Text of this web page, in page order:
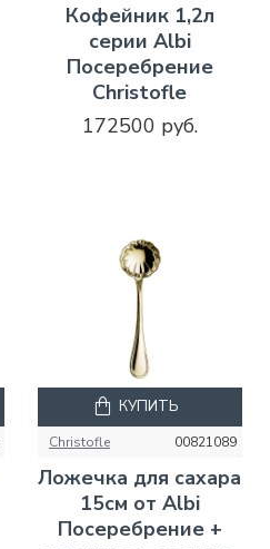
Кофейник 1,2л
серии Albi
Посеребрение
Christofle
172500 руб.
Christofle 00821089
Ложечка для сахара
15см от Albi
Посеребрение +
КУПИТЬ